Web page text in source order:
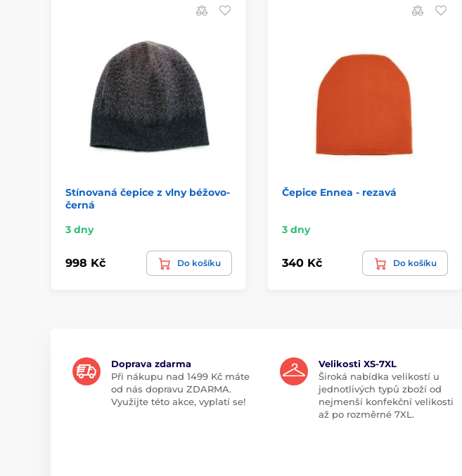
Stínovaná čepice z vlny béžovo-
černá
3 dny
998 Kč Do košíku
Čepice Ennea - rezavá
3 dny
340 Kč Do košíku
Doprava zdarma
Při nákupu nad 1499 Kč máte
od nás dopravu ZDARMA.
Využijte této akce, vyplatí se!
Velikosti XS-7XL
Široká nabídka velikostí u
jednotlivých typů zboží od
nejmenší konfekční velikosti
až po rozměrné 7XL.